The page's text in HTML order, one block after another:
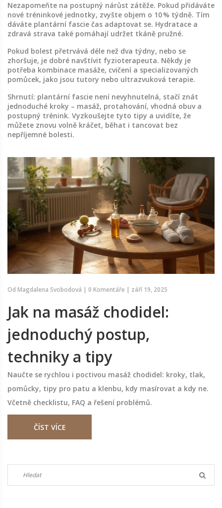
Nezapomeňte na postupný nárůst zátěže. Pokud přidáváte
nové tréninkové jednotky, zvyšte objem o 10 % týdně. Tím
dáváte plantární fascie čas adaptovat se. Hydratace a
zdravá strava také pomáhají udržet tkáně pružné.
Pokud bolest přetrvává déle než dva týdny, nebo se
zhoršuje, je dobré navštívit fyzioterapeuta. Někdy je
potřeba kombinace masáže, cvičení a specializovaných
pomůcek, jako jsou tutory nebo ultrazvuková terapie.
Shrnutí: plantární fascie není nevyhnutelná, stačí znát
jednoduché kroky – masáž, protahování, vhodná obuv a
postupný trénink. Vyzkoušejte tyto tipy a uvidíte, že
můžete znovu volně kráčet, běhat i tancovat bez
nepříjemné bolesti.
Od Magdalena Svobodová | 0 Komentáře | září 19, 2025
Jak na masáž chodidel:
jednoduchý postup,
techniky a tipy
Naučte se rychlou i poctivou masáž chodidel: kroky, tlak,
pomůcky, tipy pro patu a klenbu, kdy masírovat a kdy ne.
Včetně checklistu, FAQ a řešení problémů.
ČÍST VÍCE